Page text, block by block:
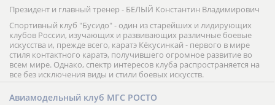
Президент и главный тренер - БЕЛЫЙ Константин Владимирович
Спортивный клуб "Бусидо" - один из старейших и лидирующих
клубов России, изучающих и развивающих различные боевые
искусства и, прежде всего, каратэ Кёкусинкай - первого в мире
стиля контактного каратэ, получившего огромное развитие во
всем мире. Однако, спектр интересов клуба распространяется на
все без исключения виды и стили боевых искусств.
Авиамодельный клуб МГС РОСТО